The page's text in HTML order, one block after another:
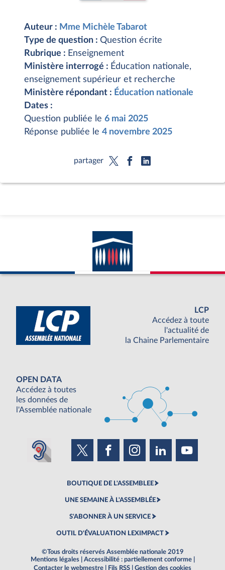
Auteur : Mme Michèle Tabarot
Type de question : Question écrite
Rubrique : Enseignement
Ministère interrogé : Éducation nationale,
enseignement supérieur et recherche
Ministère répondant : Éducation nationale
Dates :
Question publiée le 6 mai 2025
Réponse publiée le 4 novembre 2025
partager
LCP
Accédez à toute
l'actualité de
la Chaine Parlementaire
OPEN DATA
Accédez à toutes
les données de
l'Assemblée nationale
BOUTIQUE DE L'ASSEMBLEE
UNE SEMAINE À L'ASSEMBLÉE
S'ABONNER À UN SERVICE
OUTIL D'ÉVALUATION LEXIMPACT
©Tous droits réservés Assemblée nationale 2019
Mentions légales
Accessibilité : partiellement conforme
Contacter le webmestre
Fils RSS Gestion des cookies